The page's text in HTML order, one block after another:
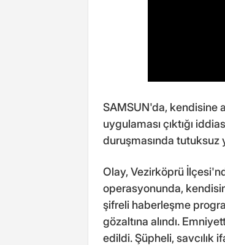
SAMSUN'da, kendisine
uygulaması çıktığı
duruşmasında tutuksuz
Olay, Vezirköprü
operasyonunda,
şifreli haberleşme
gözaltına alındı.
edildi. Şüpheli, savcılık